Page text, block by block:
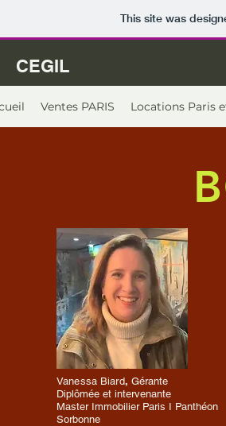
This site was
CEGIL
Ventes PARIS Locations Paris
Vanessa Biard, Gérante
Diplômée et intervenante
Master Immobilier Paris I Panthéon
Sorbonne